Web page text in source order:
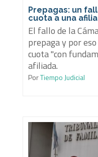
Prepagas: un
cuota a una
El fallo de la
prepaga y por
cuota "con
afiliada.
PorTiempo Judicial